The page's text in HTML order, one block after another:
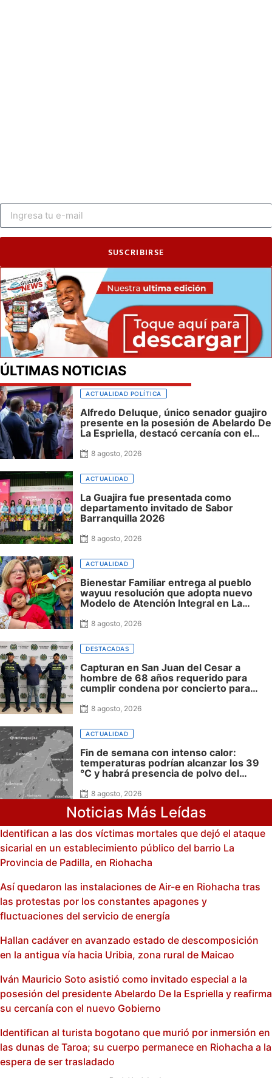
SUSCRIBIRSE
ÚLTIMAS NOTICIAS
ACTUALIDAD POLÍTICA
Alfredo Deluque, único senador guajiro
presente en la posesión de Abelardo De
La Espriella, destacó cercanía con el
para La Guajira
8 agosto, 2026
ACTUALIDAD
La Guajira fue presentada como
departamento invitado de Sabor
Barranquilla 2026
8 agosto, 2026
ACTUALIDAD
Bienestar Familiar entrega al pueblo
wayuu resolución que adopta nuevo
Modelo de Atención Integral en La
8 agosto, 2026
DESTACADAS
Capturan en San Juan del Cesar a
hombre de 68 años requerido para
cumplir condena por concierto para
8 agosto, 2026
ACTUALIDAD
Fin de semana con intenso calor:
temperaturas podrían alcanzar los 39
°C y habrá presencia de polvo del
8 agosto, 2026
Noticias Más Leídas
Identifican a las dos víctimas mortales que dejó el ataque
sicarial en un establecimiento público del barrio La
Provincia de Padilla, en Riohacha
Así quedaron las instalaciones de Air-e en Riohacha tras
las protestas por los constantes apagones y
fluctuaciones del servicio de energía
Hallan cadáver en avanzado estado de descomposición
en la antigua vía hacia Uribia, zona rural de Maicao
Iván Mauricio Soto asistió como invitado especial a la
posesión del presidente Abelardo De la Espriella y reafirma
su cercanía con el nuevo Gobierno
Identifican al turista bogotano que murió por inmersión en
las dunas de Taroa; su cuerpo permanece en Riohacha a la
espera de ser trasladado